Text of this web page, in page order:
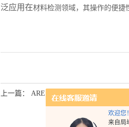
欢迎您！
来自局
泛应用在材料检测领域，其操作的便捷
上一篇： ARE X残余奥氏体测试的结构特